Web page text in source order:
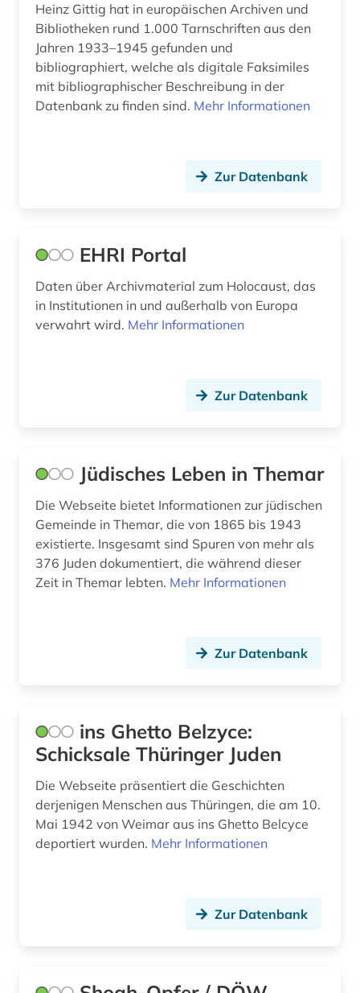
Heinz Gittig hat in europäischen Archiven und
Bibliotheken rund 1.000 Tarnschriften aus den
Jahren 1933–1945 gefunden und
bibliographiert, welche als digitale Faksimiles
mit bibliographischer Beschreibung in der
Datenbank zu finden sind. Mehr Informationen
Zur Datenbank
EHRI Portal
Daten über Archivmaterial zum Holocaust, das
in Institutionen in und außerhalb von Europa
verwahrt wird. Mehr Informationen
Zur Datenbank
Jüdisches Leben in Themar
Die Webseite bietet Informationen zur jüdischen
Gemeinde in Themar, die von 1865 bis 1943
existierte. Insgesamt sind Spuren von mehr als
376 Juden dokumentiert, die während dieser
Zeit in Themar lebten. Mehr Informationen
Zur Datenbank
ins Ghetto Belzyce:
Schicksale Thüringer Juden
Die Webseite präsentiert die Geschichten
derjenigen Menschen aus Thüringen, die am 10.
Mai 1942 von Weimar aus ins Ghetto Belcyce
deportiert wurden. Mehr Informationen
Zur Datenbank